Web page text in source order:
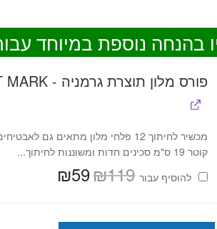
בהנחה נוספת במיוחד
פורס מלון תוצרת גרמניה - WEST MARK
מכשיר לחיתוך 12 פלחי מלון מתאים גם
קוטר 19 ס"מ סכינים חדות ומשוננות לחיתוך...
להוסיף⁦⁩ עבור
₪119 המחיר
המקורי
₪59